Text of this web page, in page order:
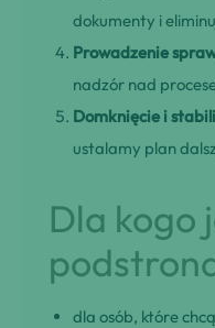
dokumenty i
Prowadzenie
nadzór nad
Domknięcie i
ustalamy plan
Dla kogo
dla osób, które